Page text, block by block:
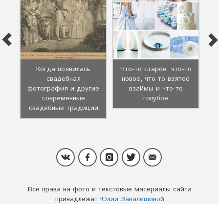
Когда появилась
свадебная
фотография и другие
современные
свадебные традиции
Что-то старое, что-то
новое, что-то взятое
взаймы и что-то
голубое
Все права на фото и текстовые материалы сайта
принадлежат Юлии Завалишиной